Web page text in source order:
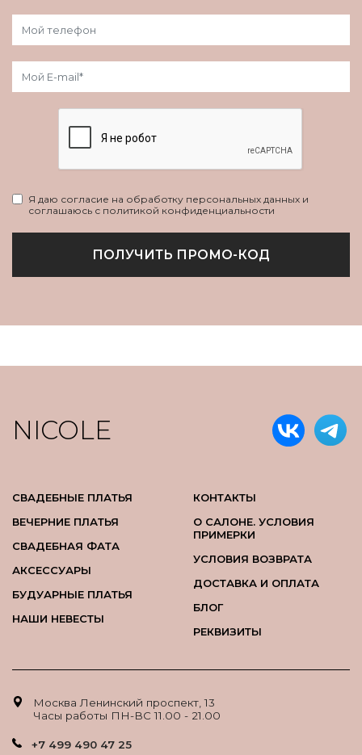
Я даю согласие на обработку персональных данных и
соглашаюсь с политикой конфиденциальности
ПОЛУЧИТЬ ПРОМО-КОД
NICOLE
СВАДЕБНЫЕ ПЛАТЬЯ
ВЕЧЕРНИЕ ПЛАТЬЯ
СВАДЕБНАЯ ФАТА
АКСЕССУАРЫ
БУДУАРНЫЕ ПЛАТЬЯ
НАШИ НЕВЕСТЫ
КОНТАКТЫ
О САЛОНЕ. УСЛОВИЯ
ПРИМЕРКИ
УСЛОВИЯ ВОЗВРАТА
ДОСТАВКА И ОПЛАТА
БЛОГ
РЕКВИЗИТЫ
Москва Ленинский проспект, 13
Часы работы ПН-ВС 11.00 - 21.00
+7 499 490 47 25